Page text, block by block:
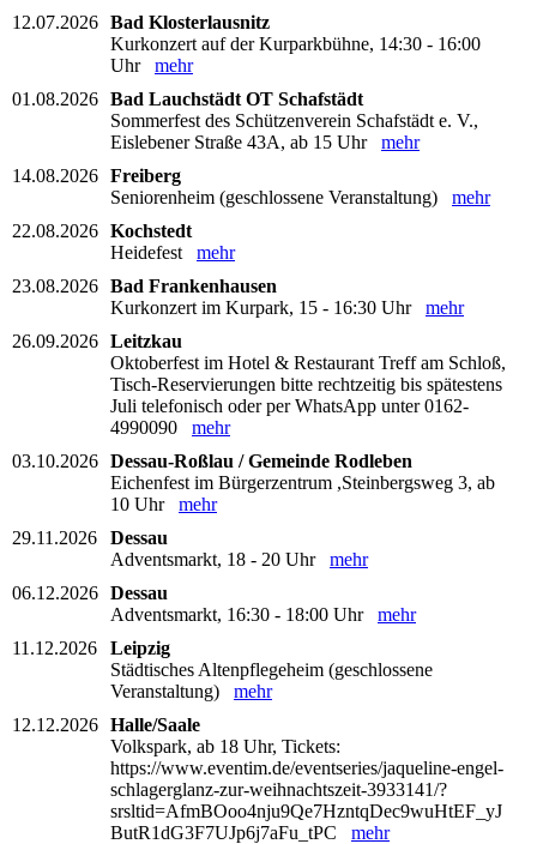
12.07.2026 Bad Klosterlausnitz
Kurkonzert auf der Kurparkbühne, 14:30 - 16:00
Uhr mehr
01.08.2026 Bad Lauchstädt OT Schafstädt
Sommerfest des Schützenverein Schafstädt e. V.,
Eislebener Straße 43A, ab 15 Uhr mehr
14.08.2026 Freiberg
Seniorenheim (geschlossene Veranstaltung) mehr
22.08.2026 Kochstedt
Heidefest mehr
23.08.2026 Bad Frankenhausen
Kurkonzert im Kurpark, 15 - 16:30 Uhr mehr
26.09.2026 Leitzkau
Oktoberfest im Hotel & Restaurant Treff am Schloß,
Tisch-Reservierungen bitte rechtzeitig bis spätestens
Juli telefonisch oder per WhatsApp unter 0162-
4990090 mehr
03.10.2026 Dessau-Roßlau / Gemeinde Rodleben
Eichenfest im Bürgerzentrum ,Steinbergsweg 3, ab
10 Uhr mehr
29.11.2026
Dessau
Adventsmarkt, 18 - 20 Uhr mehr
06.12.2026 Dessau
Adventsmarkt, 16:30 - 18:00 Uhr mehr
11.12.2026
Leipzig
Städtisches Altenpflegeheim (geschlossene
Veranstaltung) mehr
12.12.2026 Halle/Saale
Volkspark, ab 18 Uhr, Tickets:
https://www.eventim.de/eventseries/jaqueline-engel-
schlagerglanz-zur-weihnachtszeit-3933141/?
srsltid=AfmBOoo4nju9Qe7HzntqDec9wuHtEF_yJ
ButR1dG3F7UJp6j7aFu_tPC mehr